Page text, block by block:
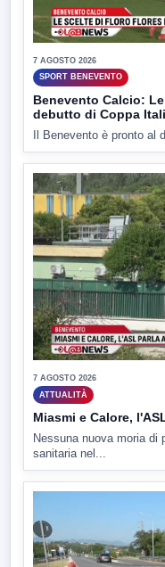
7 AGOSTO 2026
SPORT BENEVENTO
Benevento Calcio:
debutto di Coppa
Il Benevento è pronto al
7 AGOSTO 2026
ATTUALITÀ
Miasmi e Calore,
Nessuna nuova moria
sanitaria nel...